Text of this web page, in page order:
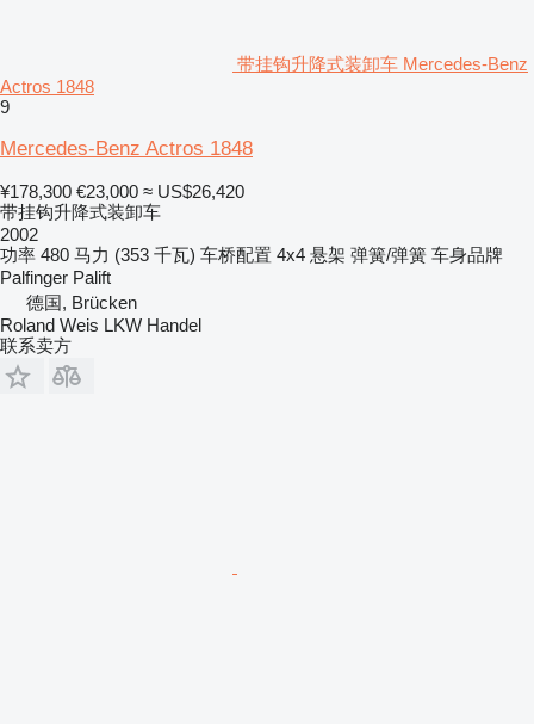
带挂钩升降式装卸车 Mercedes-Benz
Actros 1848
9
Mercedes-Benz Actros 1848
¥178,300 €23,000 ≈ US$26,420
带挂钩升降式装卸车
2002
功率 480 马力 (353 千瓦) 车桥配置 4x4 悬架 弹簧/弹簧 车身品牌
Palfinger Palift
德国, Brücken
Roland Weis LKW Handel
联系卖方